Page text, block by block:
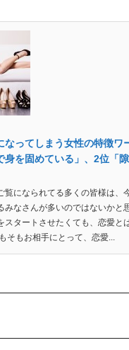
なってしまう女性の特徴
身を固めている」、2位「
覧になられてる多くの皆様は、
みなさんが多いのではないかと
スタートさせたくても、恋愛と
そもお相手にとって、恋愛...